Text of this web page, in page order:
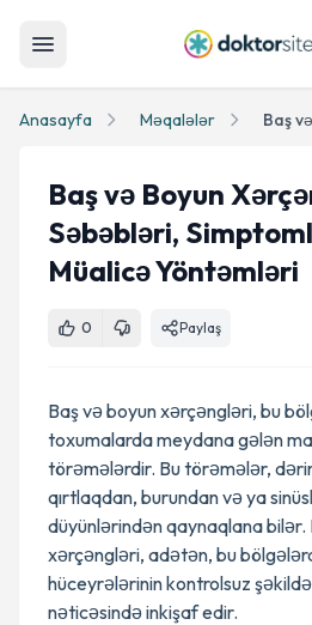
Anasayfa Məqalələr
Baş və Boyun
Səbəbləri,
Müalicə Yöntəmləri
0 Paylaş
Baş və boyun xərçəngləri, bu
toxumalarda meydana gələn
törəmələrdir. Bu törəmələr,
qırtlaqdan, burundan və ya
düyünlərindən qaynaqlana bilər.
xərçəngləri, adətən, bu
hüceyrələrinin kontrolsuz
nəticəsində inkişaf edir.